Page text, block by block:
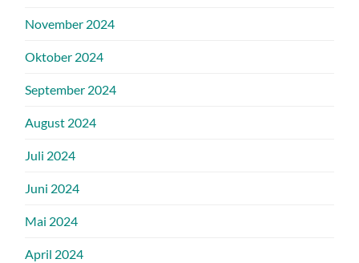
November 2024
Oktober 2024
September 2024
August 2024
Juli 2024
Juni 2024
Mai 2024
April 2024